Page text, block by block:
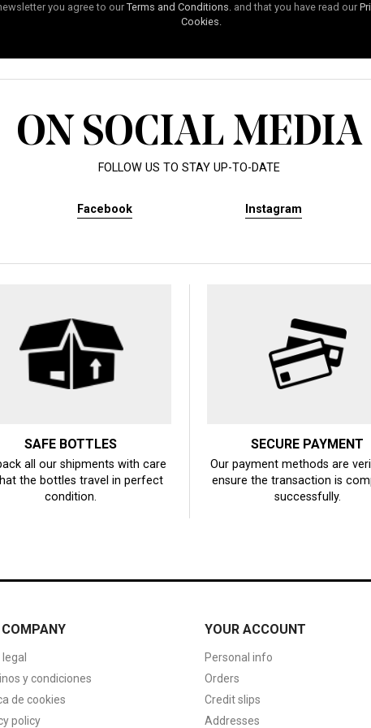
you agree to ourTerms and Conditions. and that you have read our
Cookies.
ON SOCIAL MEDIA
FOLLOW US TO STAY UP-TO-DATE
Facebook Instagram
SAFE BOTTLES
all our shipments with care
the bottles travel in perfect
condition.
SECURE PAYMENT
Our payment methods are
ensure the transaction is
successfully.
COMPANY
y condiciones
de cookies
policy
YOUR ACCOUNT
Personal info
Orders
Credit slips
Addresses